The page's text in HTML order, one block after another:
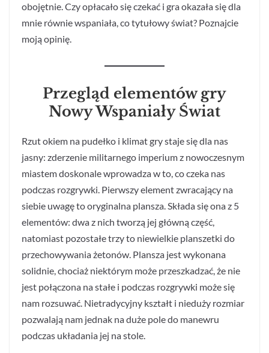
obojętnie. Czy opłacało się czekać i gra okazała się dla
mnie równie wspaniała, co tytułowy świat? Poznajcie
moją opinię.
Przegląd elementów gry
Nowy Wspaniały Świat
Rzut okiem na pudełko i klimat gry staje się dla nas
jasny: zderzenie militarnego imperium z nowoczesnym
miastem doskonale wprowadza w to, co czeka nas
podczas rozgrywki. Pierwszy element zwracający na
siebie uwagę to oryginalna plansza. Składa się ona z 5
elementów: dwa z nich tworzą jej główną część,
natomiast pozostałe trzy to niewielkie planszetki do
przechowywania żetonów. Plansza jest wykonana
solidnie, chociaż niektórym może przeszkadzać, że nie
jest połączona na stałe i podczas rozgrywki może się
nam rozsuwać. Nietradycyjny kształt i nieduży rozmiar
pozwalają nam jednak na duże pole do manewru
podczas układania jej na stole.